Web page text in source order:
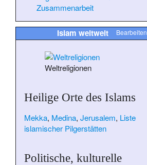
Zusammenarbeit
Bearbeiten
Islam weltweit
Weltreligionen
Heilige Orte des Islams
Mekka, Medina, Jerusalem, Liste
islamischer Pilgerstätten
Politische, kulturelle